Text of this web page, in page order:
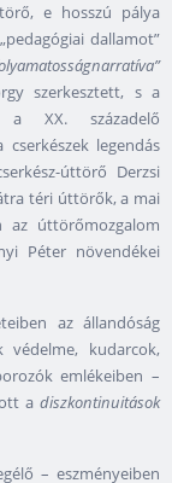
e hosszú pálya
dallamot”
szerkesztett, s a
a XX. századelő
legendás
úttörő Derzsi
téri úttörők, a mai
az úttörőmozgalom
Péter növendékei
az állandóság
kudarcok,
emlékeiben –
a diszkontinuitások
– eszményeiben